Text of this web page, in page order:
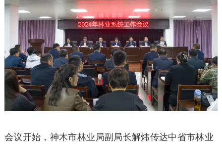
会议开始，神木市林业局副局长解炜传达中省市林业